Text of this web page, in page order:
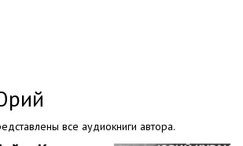
все аудиокниги автора.